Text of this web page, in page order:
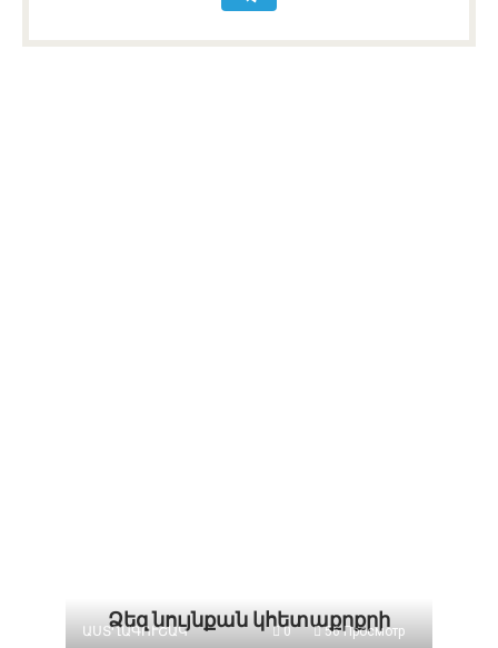
Ձեզ նույնքան կհետաքրքրի
ԱՍՏՂԱԳՈՒՇԱԿ 0 56 Просмотр